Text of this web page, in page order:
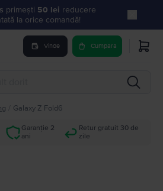
primești 50 lei reducere
la orice comandă!
Vinde Cumpara
Galaxy Z Fold6
Garanție 2
ani
Retur gratuit 30 de
zile